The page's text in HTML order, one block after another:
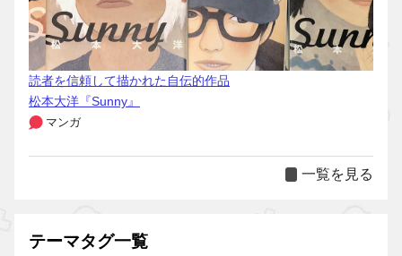
読者を信頼して描かれた自伝的作品
松本大洋『Sunny』
マンガ
一覧を見る
テーマタグ一覧